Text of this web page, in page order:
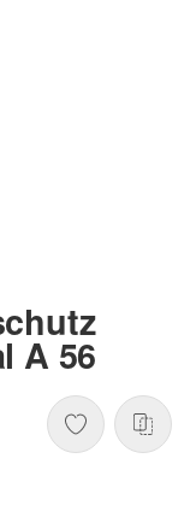
A 56